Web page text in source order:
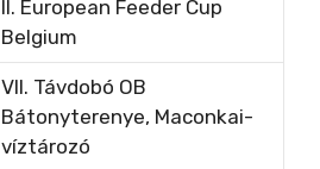
II. European Feeder Cup
Belgium
VII. Távdobó OB
Bátonyterenye, Maconkai-
víztározó